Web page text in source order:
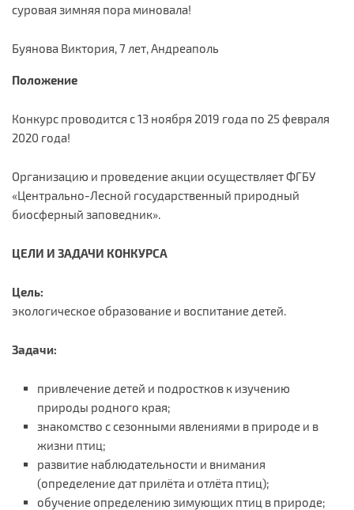
суровая зимняя пора миновала!
Буянова Виктория, 7 лет, Андреаполь
Положение
Конкурс проводится с 13 ноября 2019 года по 25 февраля
2020 года!
Организацию и проведение акции осуществляет ФГБУ
«Центрально-Лесной государственный природный
биосферный заповедник».
ЦЕЛИ И ЗАДАЧИ КОНКУРСА
Цель:
экологическое образование и воспитание детей.
Задачи:
привлечение детей и подростков к изучению
природы родного края;
знакомство с сезонными явлениями в природе и в
жизни птиц;
развитие наблюдательности и внимания
(определение дат прилёта и отлёта птиц);
обучение определению зимующих птиц в природе;